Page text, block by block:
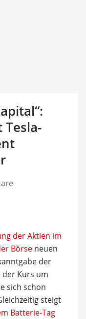
der Aktien im
Börseneuen
der
der Kurs um
sich schon
steigt
Batterie-Tag